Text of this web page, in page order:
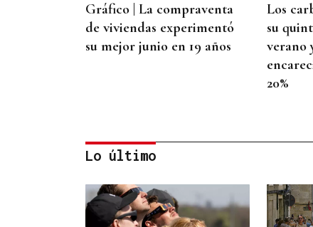
Gráfico | La compraventa
de viviendas experimentó
su mejor junio en 19 años
Los
su
verano
20%
INVESTIGACIÓN
Lo último